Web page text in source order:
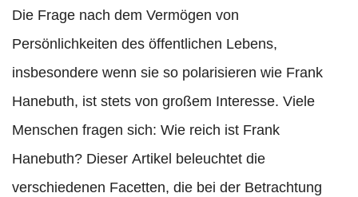
Die Frage nach dem Vermögen von
Persönlichkeiten des öffentlichen Lebens,
insbesondere wenn sie so polarisieren wie Frank
Hanebuth, ist stets von großem Interesse. Viele
Menschen fragen sich: Wie reich ist Frank
Hanebuth? Dieser Artikel beleuchtet die
verschiedenen Facetten, die bei der Betrachtung